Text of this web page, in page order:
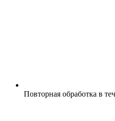
Повторная обработка в